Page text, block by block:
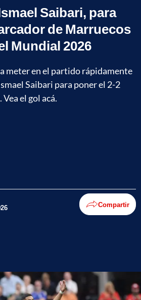
Saibari, para
de Marruecos
Mundial 2026
meter en el partido rápidamente
Saibari para poner el 2-2
el gol acá.
Compartir